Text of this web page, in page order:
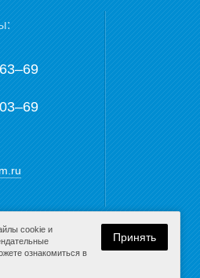
Разработка сайта:
cookie и
ознакомиться в
Принять